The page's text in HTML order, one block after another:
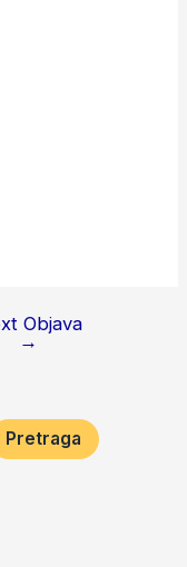
Objava
→
Pretraga